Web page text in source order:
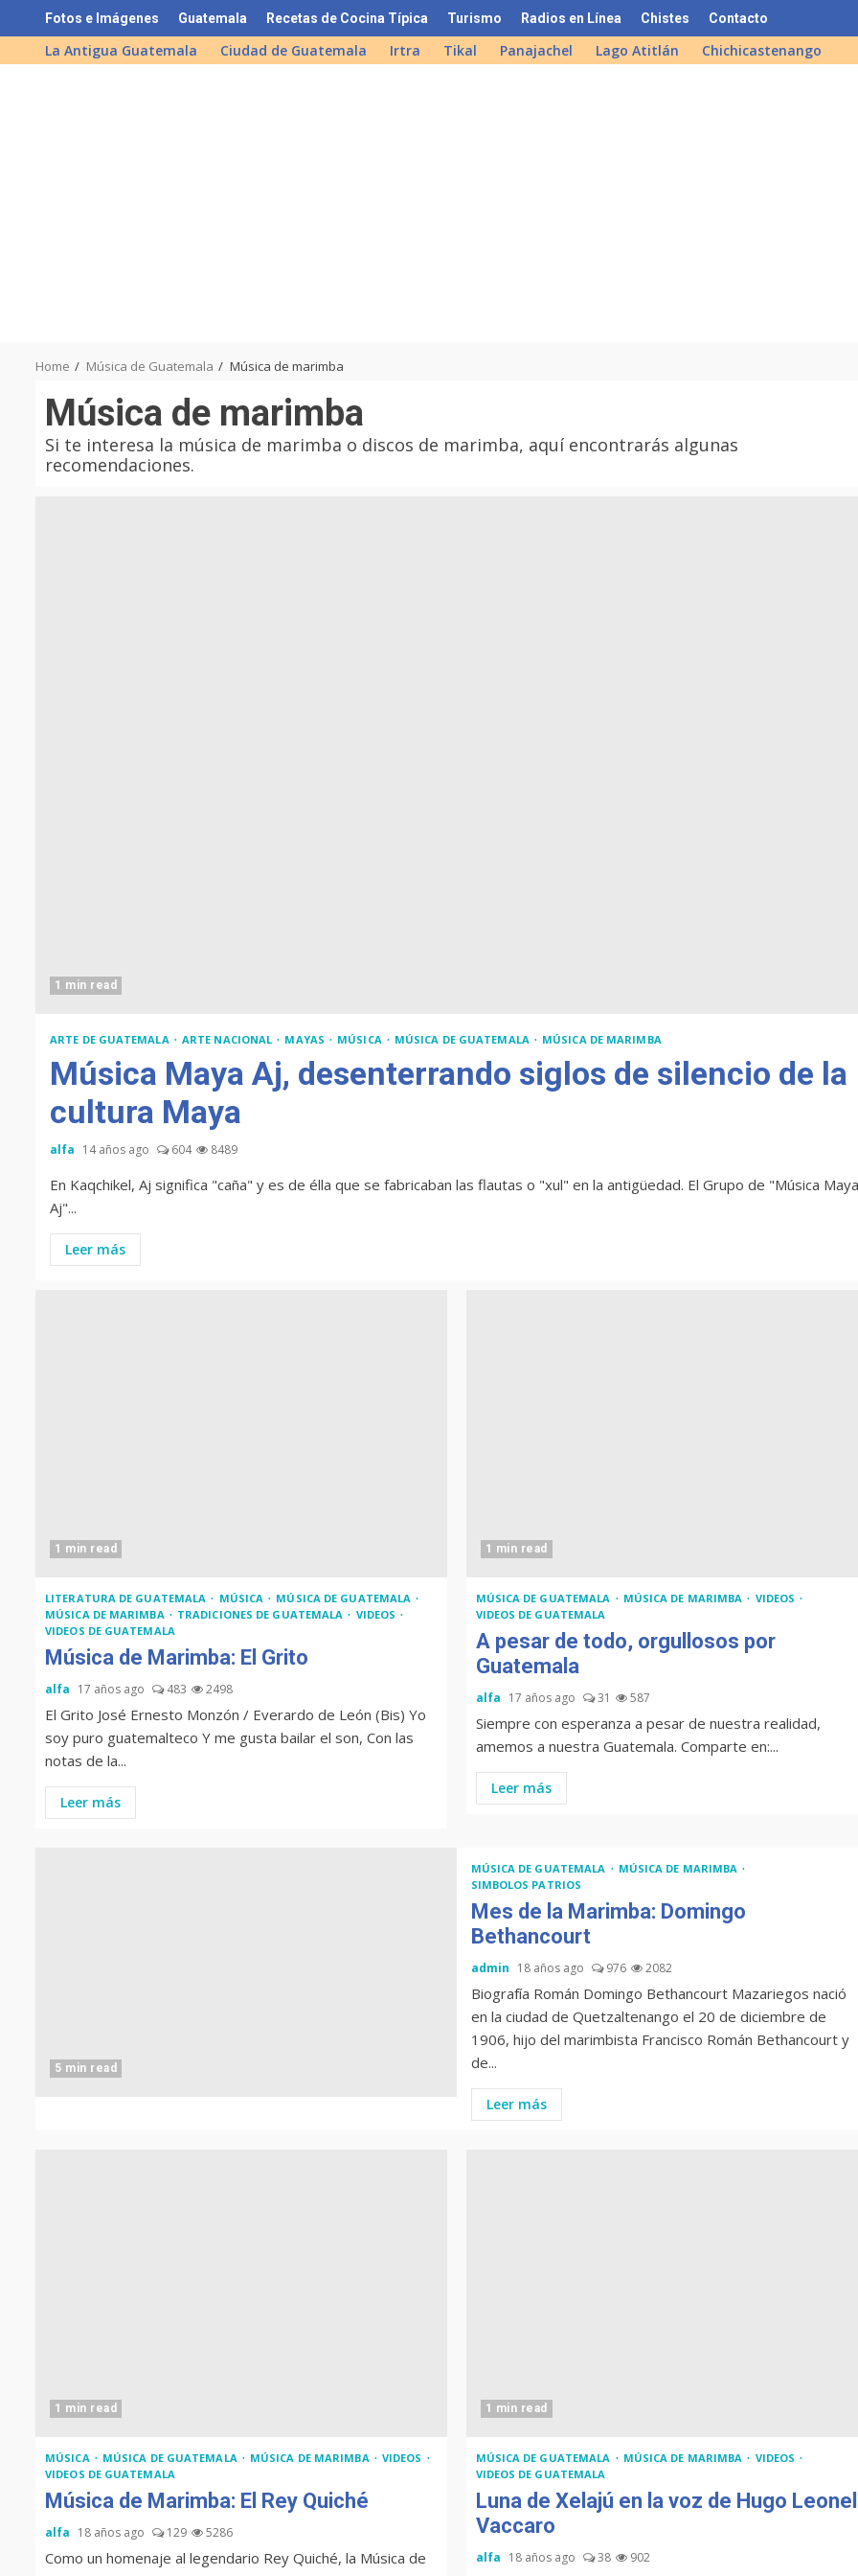
to
content
Fotos e Imágenes Guatemala Recetas de Cocina Típica Turismo Radios en Línea Chistes Contacto
La Antigua Guatemala Ciudad de Guatemala Irtra Tikal Panajachel Lago Atitlán Chichicastenango
Home Música de Guatemala Música de marimba
Música de marimba
Si te interesa la música de marimba o discos de marimba, aquí encontrarás algunas
recomendaciones.
1 min read
ARTE DE GUATEMALA ARTE NACIONAL MAYAS MÚSICA MÚSICA DE GUATEMALA MÚSICA DE MARIMBA
Música Maya Aj, desenterrando siglos de silencio de la
cultura Maya
alfa 14 años ago 604 8489
En Kaqchikel, Aj significa "caña" y es de élla que se fabricaban las flautas o "xul" en la antigüedad. El Grupo de "Música Maya
Aj"...
Leer más
1 min read
LITERATURA DE GUATEMALA MÚSICA
MÚSICA DE GUATEMALA
MÚSICA DE MARIMBA
TRADICIONES DE GUATEMALA
VIDEOS
VIDEOS DE GUATEMALA
Música de Marimba: El Grito
alfa 17 años ago 483 2498
El Grito José Ernesto Monzón / Everardo de León (Bis) Yo
soy puro guatemalteco Y me gusta bailar el son, Con las
notas de la...
Leer más
1 min read
MÚSICA DE GUATEMALA MÚSICA DE MARIMBA
VIDEOS
VIDEOS DE GUATEMALA
A pesar de todo, orgullosos por
Guatemala
alfa 17 años ago 31 587
Siempre con esperanza a pesar de nuestra realidad,
amemos a nuestra Guatemala. Comparte en:...
Leer más
5 min read
MÚSICA DE GUATEMALA
MÚSICA DE MARIMBA
SIMBOLOS PATRIOS
Mes de la Marimba: Domingo
Bethancourt
admin 18 años ago 976 2082
Biografía Román Domingo Bethancourt Mazariegos nació
en la ciudad de Quetzaltenango el 20 de diciembre de
1906, hijo del marimbista Francisco Román Bethancourt y
de...
Leer más
1 min read
MÚSICA MÚSICA DE GUATEMALA MÚSICA DE MARIMBA
VIDEOS
VIDEOS DE GUATEMALA
Música de Marimba: El Rey Quiché
alfa 18 años ago 129 5286
Como un homenaje al legendario Rey Quiché, la Música de
1 min read
MÚSICA DE GUATEMALA MÚSICA DE MARIMBA
VIDEOS
VIDEOS DE GUATEMALA
Luna de Xelajú en la voz de Hugo Leonel
Vaccaro
alfa 18 años ago 38 902